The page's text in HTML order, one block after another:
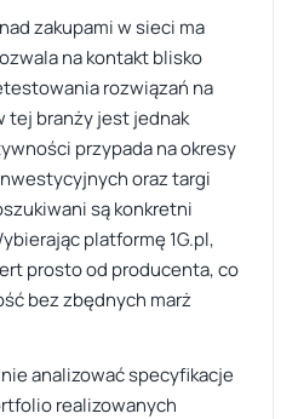
zakupami w sieci ma
na kontakt blisko
rozwiązań na
tej branży jest jednak
przypada na okresy
oraz targi
są konkretni
platformę 1G.pl,
prosto od producenta, co
bez zbędnych marż
analizować specyfikacje
realizowanych